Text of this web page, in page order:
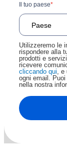
*
Il tuo paese
Utilizzeremo le
rispondere alla
prodotti e
ricevere
cliccando qui ,
ogni email.
nella nostra